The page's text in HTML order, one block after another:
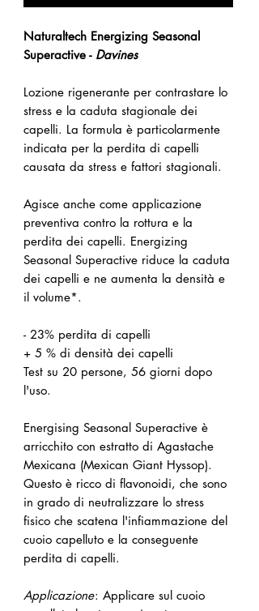
Naturaltech Energizing Seasonal
Superactive - Davines
Lozione rigenerante per contrastare lo
stress e la caduta stagionale dei
capelli. La formula è particolarmente
indicata per la perdita di capelli
causata da stress e fattori stagionali.
Agisce anche come applicazione
preventiva contro la rottura e la
perdita dei capelli. Energizing
Seasonal Superactive riduce la caduta
dei capelli e ne aumenta la densità e
il volume*.
- 23% perdita di capelli
+ 5 % di densità dei capelli
Test su 20 persone, 56 giorni dopo
l'uso.
Energising Seasonal Superactive è
arricchito con estratto di Agastache
Mexicana (Mexican Giant Hyssop).
Questo è ricco di flavonoidi, che sono
in grado di neutralizzare lo stress
fisico che scatena l'infiammazione del
cuoio capelluto e la conseguente
perdita di capelli.
Applicazione: Applicare sul cuoio